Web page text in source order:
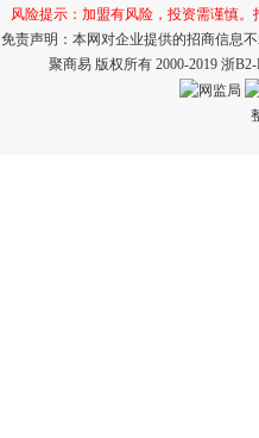
风险提示：加盟有风险，投资需谨慎。
免责声明：本网对企业提供的招商信息
聚商易 版权所有 2000-2019 浙